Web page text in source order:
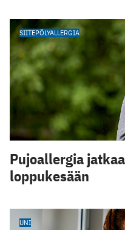
SIITEPÖLYALLERGIA
Pujoallergia
loppukesään
UNI